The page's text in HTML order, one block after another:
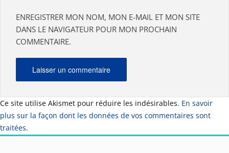
ENREGISTRER MON NOM, MON E-MAIL ET MON SITE
DANS LE NAVIGATEUR POUR MON PROCHAIN
COMMENTAIRE.
Ce site utilise Akismet pour réduire les indésirables. En savoir
plus sur la façon dont les données de vos commentaires sont
traitées.